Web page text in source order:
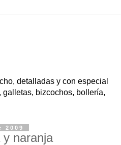
detalladas y con especial
galletas, bizcochos, bollería,
2009
y naranja